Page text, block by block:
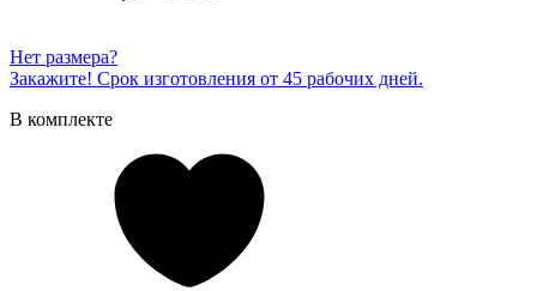
Нет размера?
Закажите! Срок изготовления от 45 рабочих дней.
В комплекте